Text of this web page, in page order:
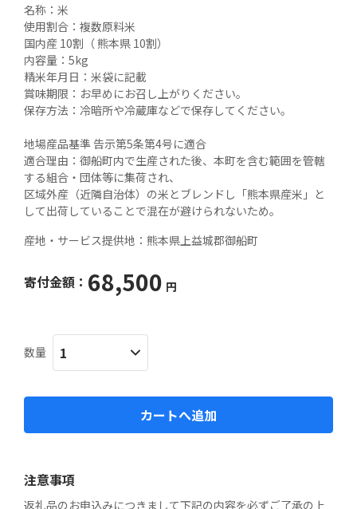
名称：米
使用割合：複数原料米
国内産 10割（ 熊本県 10割）
内容量：5kg
精米年月日：米袋に記載
賞味期限：お早めにお召し上がりください。
保存方法：冷暗所や冷蔵庫などで保存してください。
地場産品基準 告示第5条第4号に適合
適合理由：御船町内で生産された後、本町を含む範囲を管轄
する組合・団体等に集荷され、
区域外産（近隣自治体）の米とブレンドし「熊本県産米」と
して出荷していることで混在が避けられないため。
産地・サービス提供地： 熊本県上益城郡御船町
寄付金額： 68,500 円
数量
カートへ追加
注意事項
返礼品のお申込みにつきまして下記の内容を必ずご了承の上